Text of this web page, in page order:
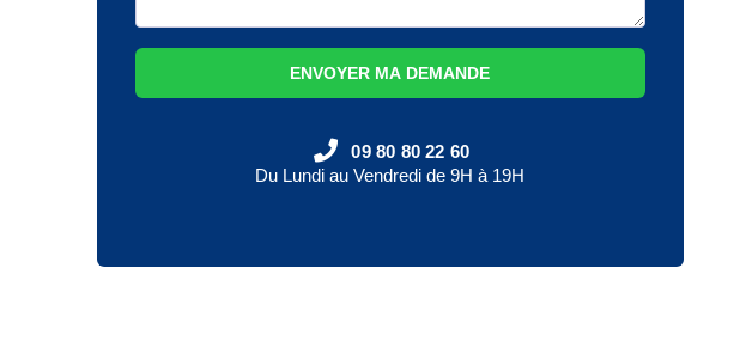
ENVOYER MA DEMANDE
09 80 80 22 60
Du Lundi au Vendredi de 9H à 19H